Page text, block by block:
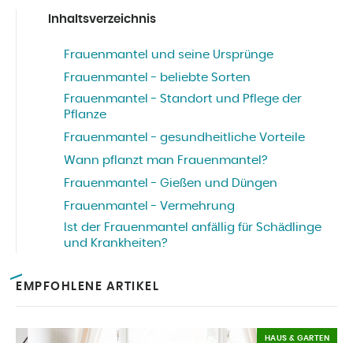
Inhaltsverzeichnis
Frauenmantel und seine Ursprünge
Frauenmantel - beliebte Sorten
Frauenmantel - Standort und Pflege der
Pflanze
Frauenmantel - gesundheitliche Vorteile
Wann pflanzt man Frauenmantel?
Frauenmantel - Gießen und Düngen
Frauenmantel - Vermehrung
Ist der Frauenmantel anfällig für Schädlinge
und Krankheiten?
EMPFOHLENE ARTIKEL
HAUS & GARTEN